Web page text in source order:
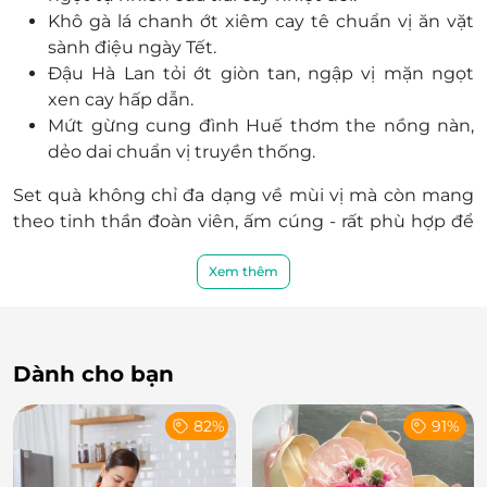
Khô gà lá chanh ớt xiêm cay tê chuẩn vị ăn vặt
sành điệu ngày Tết.
Đậu Hà Lan tỏi ớt giòn tan, ngập vị mặn ngọt
xen cay hấp dẫn.
Mứt gừng cung đình Huế thơm the nồng nàn,
dẻo dai chuẩn vị truyền thống.
Set quà không chỉ đa dạng về mùi vị mà còn mang
theo tinh thần đoàn viên, ấm cúng - rất phù hợp để
Xem thêm
Dành cho bạn
82% 91%